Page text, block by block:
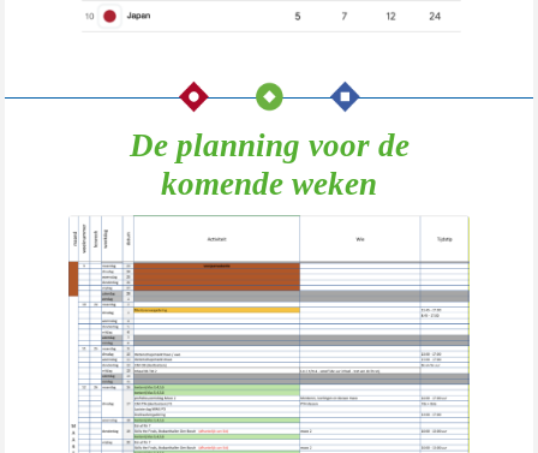
De planning voor de
komende weken